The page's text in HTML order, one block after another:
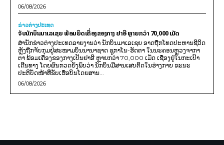
06/08/2026
ຂ່າວຕ່າງປະເທດ
ຈັບນັກບິນມາເລເຊຍ ພ້ອມຍຶດເຄື່ອງຂອງກາງ ຢາອີ ຫຼາຍກວ່າ 70,000 ເມັດ
ສຳນັກຂ່າວຕ່າງປະເທດລາຍງານວ່າ ນັກບິນມາເລເຊຍ ອາດຖືກໂທດປະຫານຊີວິດ
ຫຼັງຖືກຈັບກຸມຢູ່ສະໜາມບິນນານາຊາດ ຊູກາໂນ-ຮັດຕາ ໃນນະຄອນຫຼວງຈາກາ
ຕາ ພ້ອມເຄື່ອງຂອງກາງເປັນຢາອີ ຫຼາຍກວ່າ 70,000 ເມັດ ເຊື່ອງຢູ່ໃນກະເປົາ
ເດີນທາງ ໂດຍຜົນກວດຍັງພົບວ່າ ນັກບິນມີສານເສບຕິດໃນຮ່າງກາຍ ຂະນະ
ປະຕິບັດໜ້າທີ່ຂັບເຮືອບິນໂດຍສານ...
06/08/2026